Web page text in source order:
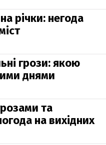
річки: негода
грози: якою
днями
та
на вихідних